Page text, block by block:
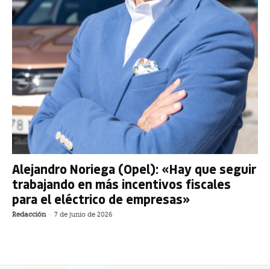
Alejandro Noriega (Opel): «Hay que seguir
trabajando en más incentivos fiscales
para el eléctrico de empresas»
Redacción - 7 de junio de 2026